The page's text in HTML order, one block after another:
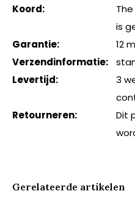
Koord:
is
Garantie:
12
Verzendinformatie:
Levertijd:
3
Retourneren:
Dit
Gerelateerde artikelen